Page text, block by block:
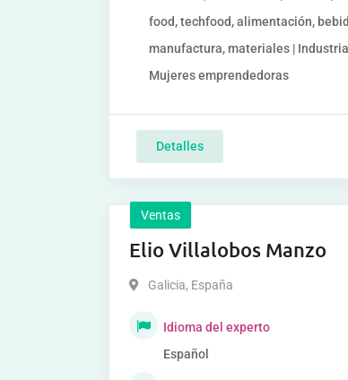
food, techfood, alimentación,
manufactura, materiales |
Mujeres emprendedoras
Detalles
Ventas
Elio Villalobos Manzo
Galicia, España
Idioma del experto
Español